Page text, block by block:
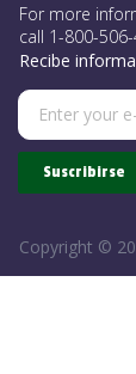
For more
call 1-800-506-
Recibe
Suscribirse
Copyright ©